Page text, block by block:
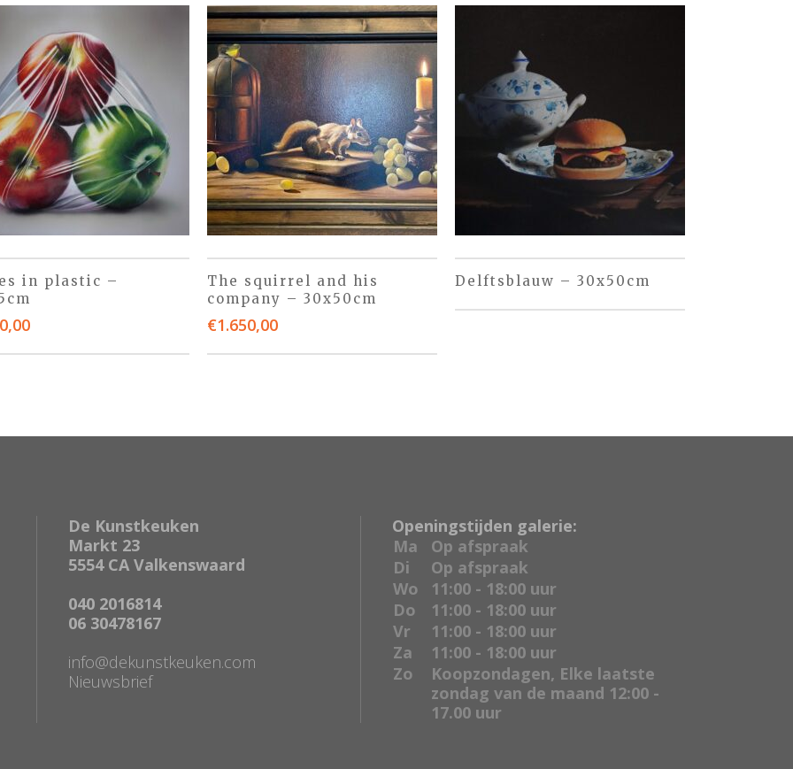
in plastic –
The squirrel and his
company – 30x50cm
€1.650,00
Delftsblauw – 30x50cm
De Kunstkeuken
Markt 23
5554 CA Valkenswaard
040 2016814
06 30478167
info@dekunstkeuken.com
Nieuwsbrief
Openingstijden galerie:
Ma
Op afspraak
Di
Op afspraak
Wo
11:00 - 18:00 uur
Do
11:00 - 18:00 uur
Vr
11:00 - 18:00 uur
Za
11:00 - 18:00 uur
Zo
Koopzondagen, Elke laatste
zondag van de maand 12:00 -
17.00 uur